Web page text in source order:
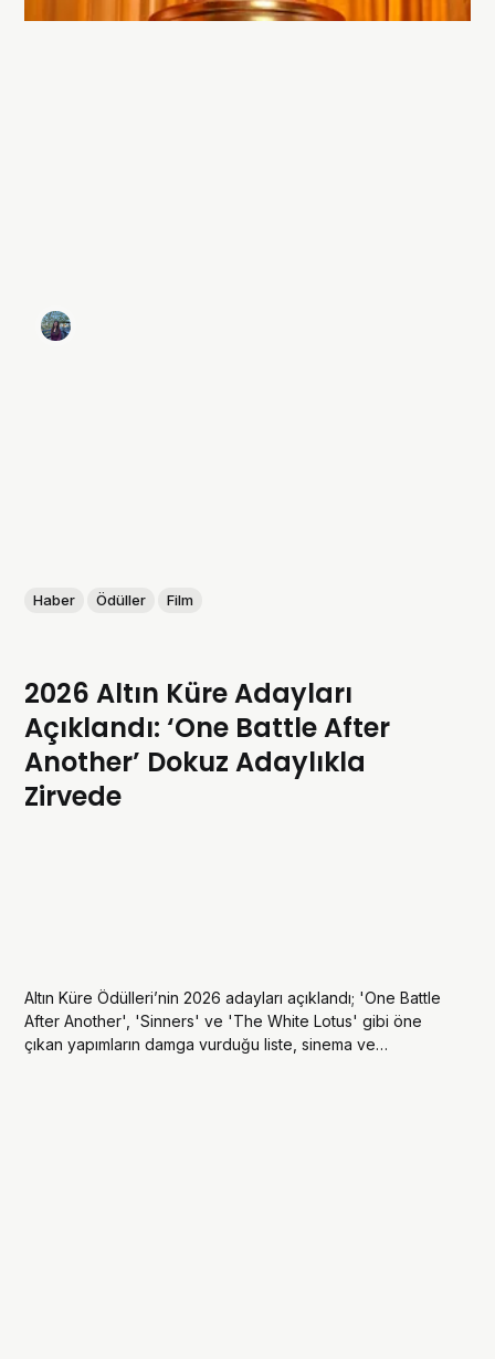
Haber Ödüller Film
2026 Altın Küre Adayları
Açıklandı: ‘One Battle After
Another’ Dokuz Adaylıkla
Zirvede
Altın Küre Ödülleri’nin 2026 adayları açıklandı; 'One Battle
After Another', 'Sinners' ve 'The White Lotus' gibi öne
çıkan yapımların damga vurduğu liste, sinema ve